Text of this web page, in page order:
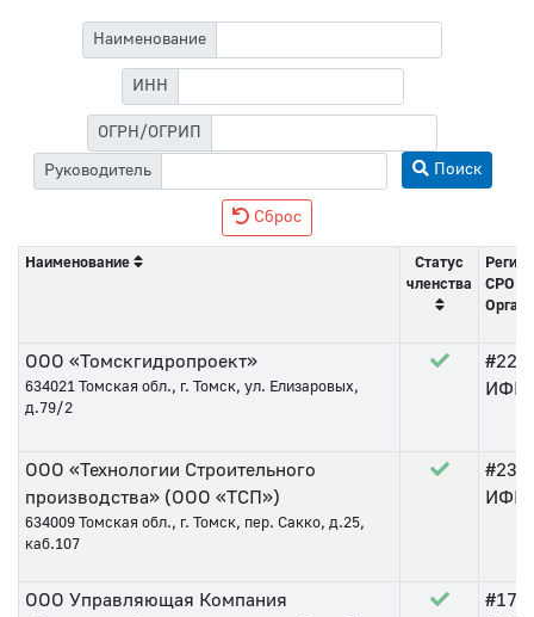
Наименование
ИНН
ОГРН/ОГРИП
Руководитель
Поиск
Сброс
Наименование
Статус
членства
СРО
Орган
ООО «Томскгидропроект»
634021 Томская обл., г. Томск, ул. Елизаровых,
д.79/2
#222
ООО «Технологии Строительного
производства» (ООО «ТСП»)
634009 Томская обл., г. Томск, пер. Сакко, д.25,
каб.107
#235
ООО Управляющая Компания
#175